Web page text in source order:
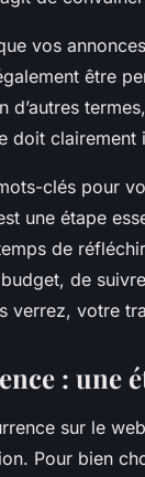
vos
être
d’autres
doit
clés pour
une étape
de
de
verrez, votre
: une
sur le
Pour bien